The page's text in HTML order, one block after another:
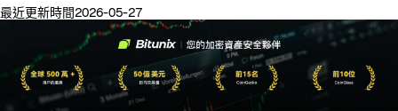
最近更新時間2026-05-27